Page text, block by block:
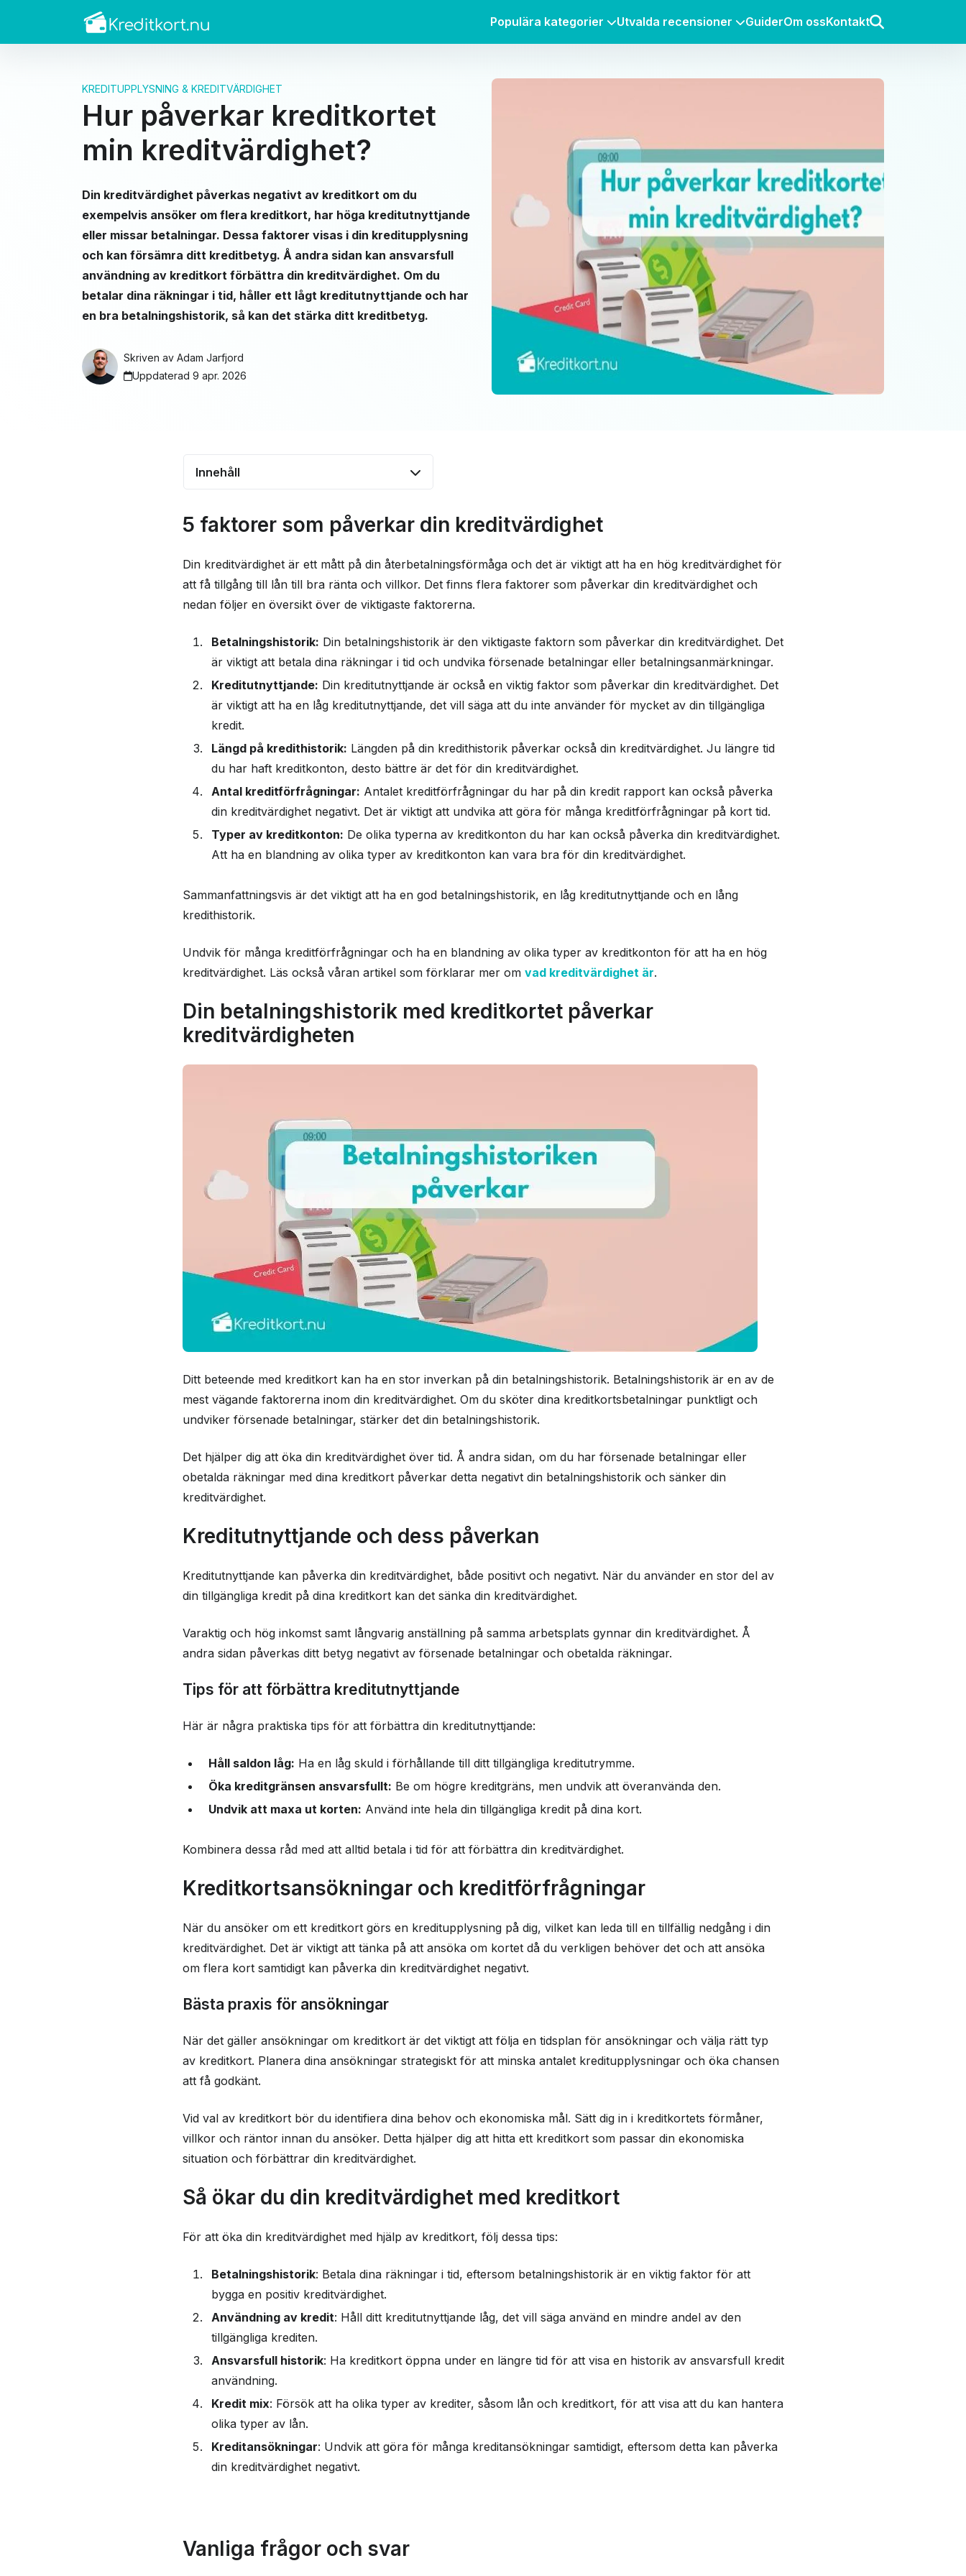
Populära kategorier Utvalda recensioner GuiderOm ossKontakt
KREDITUPPLYSNING & KREDITVÄRDIGHET
Hur påverkar kreditkortet
min kreditvärdighet?
Din kreditvärdighet påverkas negativt av kreditkort om du
exempelvis ansöker om flera kreditkort, har höga kreditutnyttjande
eller missar betalningar. Dessa faktorer visas i din kreditupplysning
och kan försämra ditt kreditbetyg. Å andra sidan kan ansvarsfull
användning av kreditkort förbättra din kreditvärdighet. Om du
betalar dina räkningar i tid, håller ett lågt kreditutnyttjande och har
en bra betalningshistorik, så kan det stärka ditt kreditbetyg.
Skriven av Adam Jarfjord
Uppdaterad 9 apr. 2026
Innehåll
5 faktorer som påverkar din
kreditvärdighet
Din betalningshistorik med kreditkortet
påverkar kreditvärdigheten
Kreditutnyttjande och dess påverkan
kreditförfrågningar
Vanliga frågor och svar
5 faktorer som påverkar din kreditvärdighet
Din kreditvärdighet är ett mått på din återbetalningsförmåga och det är viktigt att ha en hög kreditvärdighet för
att få tillgång till lån till bra ränta och villkor. Det finns flera faktorer som påverkar din kreditvärdighet och
nedan följer en översikt över de viktigaste faktorerna.
Betalningshistorik: Din betalningshistorik är den viktigaste faktorn som påverkar din kreditvärdighet. Det
är viktigt att betala dina räkningar i tid och undvika försenade betalningar eller betalningsanmärkningar.
Kreditutnyttjande: Din kreditutnyttjande är också en viktig faktor som påverkar din kreditvärdighet. Det
är viktigt att ha en låg kreditutnyttjande, det vill säga att du inte använder för mycket av din tillgängliga
kredit.
Längd på kredithistorik: Längden på din kredithistorik påverkar också din kreditvärdighet. Ju längre tid
du har haft kreditkonton, desto bättre är det för din kreditvärdighet.
Antal kreditförfrågningar: Antalet kreditförfrågningar du har på din kredit rapport kan också påverka
din kreditvärdighet negativt. Det är viktigt att undvika att göra för många kreditförfrågningar på kort tid.
Typer av kreditkonton: De olika typerna av kreditkonton du har kan också påverka din kreditvärdighet.
Att ha en blandning av olika typer av kreditkonton kan vara bra för din kreditvärdighet.
Sammanfattningsvis är det viktigt att ha en god betalningshistorik, en låg kreditutnyttjande och en lång
kredithistorik.
Undvik för många kreditförfrågningar och ha en blandning av olika typer av kreditkonton för att ha en hög
kreditvärdighet. Läs också våran artikel som förklarar mer om vad kreditvärdighet är.
Din betalningshistorik med kreditkortet påverkar
kreditvärdigheten
Ditt beteende med kreditkort kan ha en stor inverkan på din betalningshistorik. Betalningshistorik är en av de
mest vägande faktorerna inom din kreditvärdighet. Om du sköter dina kreditkortsbetalningar punktligt och
undviker försenade betalningar, stärker det din betalningshistorik.
Det hjälper dig att öka din kreditvärdighet över tid. Å andra sidan, om du har försenade betalningar eller
obetalda räkningar med dina kreditkort påverkar detta negativt din betalningshistorik och sänker din
kreditvärdighet.
Kreditutnyttjande och dess påverkan
Kreditutnyttjande kan påverka din kreditvärdighet, både positivt och negativt. När du använder en stor del av
din tillgängliga kredit på dina kreditkort kan det sänka din kreditvärdighet.
Varaktig och hög inkomst samt långvarig anställning på samma arbetsplats gynnar din kreditvärdighet. Å
andra sidan påverkas ditt betyg negativt av försenade betalningar och obetalda räkningar.
Tips för att förbättra kreditutnyttjande
Här är några praktiska tips för att förbättra din kreditutnyttjande:
Håll saldon låg: Ha en låg skuld i förhållande till ditt tillgängliga kreditutrymme.
Öka kreditgränsen ansvarsfullt: Be om högre kreditgräns, men undvik att överanvända den.
Undvik att maxa ut korten: Använd inte hela din tillgängliga kredit på dina kort.
Kombinera dessa råd med att alltid betala i tid för att förbättra din kreditvärdighet.
Kreditkortsansökningar och kreditförfrågningar
När du ansöker om ett kreditkort görs en kreditupplysning på dig, vilket kan leda till en tillfällig nedgång i din
kreditvärdighet. Det är viktigt att tänka på att ansöka om kortet då du verkligen behöver det och att ansöka
om flera kort samtidigt kan påverka din kreditvärdighet negativt.
Bästa praxis för ansökningar
När det gäller ansökningar om kreditkort är det viktigt att följa en tidsplan för ansökningar och välja rätt typ
av kreditkort. Planera dina ansökningar strategiskt för att minska antalet kreditupplysningar och öka chansen
att få godkänt.
Vid val av kreditkort bör du identifiera dina behov och ekonomiska mål. Sätt dig in i kreditkortets förmåner,
villkor och räntor innan du ansöker. Detta hjälper dig att hitta ett kreditkort som passar din ekonomiska
situation och förbättrar din kreditvärdighet.
Så ökar du din kreditvärdighet med kreditkort
För att öka din kreditvärdighet med hjälp av kreditkort, följ dessa tips:
Betalningshistorik: Betala dina räkningar i tid, eftersom betalningshistorik är en viktig faktor för att
bygga en positiv kreditvärdighet.
Användning av kredit: Håll ditt kreditutnyttjande låg, det vill säga använd en mindre andel av den
tillgängliga krediten.
Ansvarsfull historik: Ha kreditkort öppna under en längre tid för att visa en historik av ansvarsfull kredit
användning.
Kredit mix: Försök att ha olika typer av krediter, såsom lån och kreditkort, för att visa att du kan hantera
olika typer av lån.
Kreditansökningar: Undvik att göra för många kreditansökningar samtidigt, eftersom detta kan påverka
din kreditvärdighet negativt.
Vanliga frågor och svar